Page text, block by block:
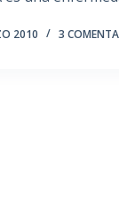
2010 3